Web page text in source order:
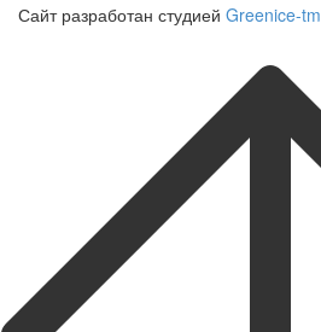
Сайт разработан студией Greenice-tm